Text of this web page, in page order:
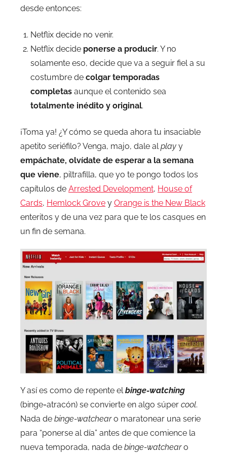
desde entonces:
Netflix decide no venir.
Netflix decide ponerse a producir. Y no
solamente eso, decide que va a seguir fiel a su
costumbre de colgar temporadas
completas aunque el contenido sea
totalmente inédito y original.
¡Toma ya! ¿Y cómo se queda ahora tu insaciable
apetito seriéfilo? Venga, majo, dale alplay y
empáchate, olvídate de esperar a la semana
que viene, piltrafilla, que yo te pongo todos los
capítulos de Arrested Development, House of
Cards, Hemlock Grove y Orange is the New Black
enteritos y de una vez para que te los casques en
un fin de semana.
Y así es como de repente elbinge-watching
(binge=atracón) se convierte en algo súper cool.
Nada de binge-watchearo maratonear una serie
para “ponerse al día” antes de que comience la
nueva temporada, nada de binge-watchearo